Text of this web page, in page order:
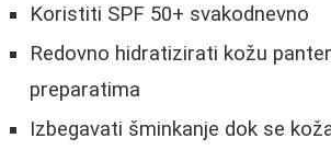
Koristiti SPF 50+ svakodnevno
Redovno hidratizirati kožu
preparatima
Izbegavati šminkanje dok se